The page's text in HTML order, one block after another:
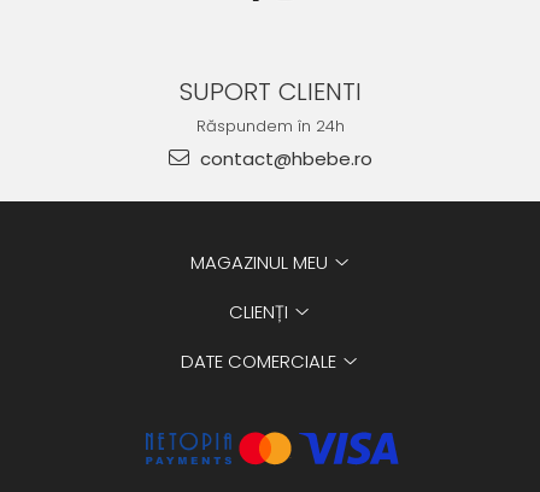
SUPORT CLIENTI
Răspundem în 24h
contact@hbebe.ro
MAGAZINUL MEU
CLIENȚI
DATE COMERCIALE